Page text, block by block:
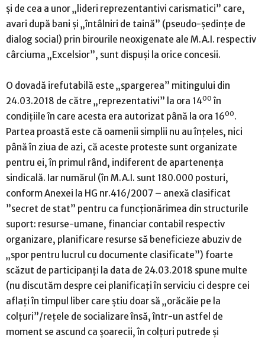
și de cea a unor „lideri reprezentantivi carismatici” care,
avari după bani și „întâlniri de taină” (pseudo-ședințe de
dialog social) prin birourile neoxigenate ale M.A.I. respectiv
cârciuma „Excelsior”, sunt dispuși la orice concesii.
O dovadă irefutabilă este „spargerea” mitingului din
24.03.2018 de către „reprezentativi” la ora 1400 în
condițiile în care acesta era autorizat până la ora 1600.
Partea proastă este că oamenii simplii nu au înțeles, nici
până în ziua de azi, că aceste proteste sunt organizate
pentru ei, în primul rând, indiferent de apartenența
sindicală. Iar numărul (în M.A.I. sunt 180.000 posturi,
conform Anexei la HG nr.416/2007 – anexă clasificat
”secret de stat” pentru ca funcționărimea din structurile
suport: resurse-umane, financiar contabil respectiv
organizare, planificare resurse să beneficieze abuziv de
„spor pentru lucrul cu documente clasificate”) foarte
scăzut de participanți la data de 24.03.2018 spune multe
(nu discutăm despre cei planificați în serviciu ci despre cei
aflați în timpul liber care știu doar să „orăcăie pe la
colțuri”/rețele de socializare însă, într-un astfel de
moment se ascund ca șoarecii, în colțuri putrede și